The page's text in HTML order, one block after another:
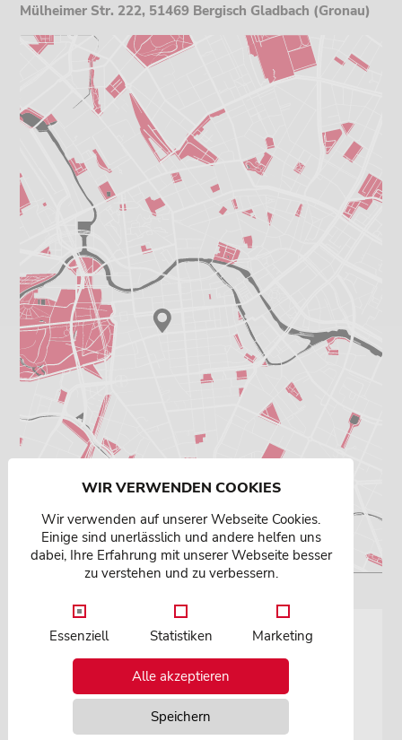
Mülheimer Str. 222, 51469 Bergisch Gladbach (Gronau)
Ihr Ansprechpartner
Dipl.-Ing.
Eric Panske
Geschäftsführer
WIR VERWENDEN COOKIES
Wir verwenden auf unserer Webseite Cookies.
Einige sind unerlässlich und andere helfen uns
dabei, Ihre Erfahrung mit unserer Webseite besser
zu verstehen und zu verbessern.
Essenziell Statistiken Marketing
Alle akzeptieren
Speichern